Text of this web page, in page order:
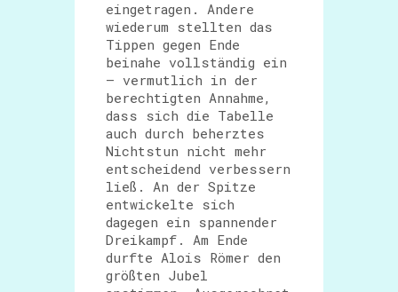
eingetragen. Andere
wiederum stellten das
Tippen gegen Ende
beinahe vollständig ein
– vermutlich in der
berechtigten Annahme,
dass sich die Tabelle
auch durch beherztes
Nichtstun nicht mehr
entscheidend verbessern
ließ. An der Spitze
entwickelte sich
dagegen ein spannender
Dreikampf. Am Ende
durfte Alois Römer den
größten Jubel